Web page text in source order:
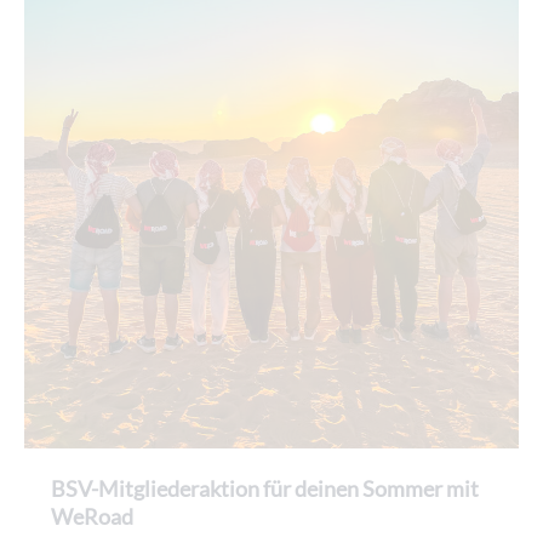
Wertachtal) Bayerische Meister Damen und Herren
Bayerische Meisterin 2026: 🥇 Nikola Yousefian (SC
Vöhringen) Bayerischer Meister 2026: 🥇 Maximilian
Schödlbauer (FC Chammünster) Die Bayerischen
Meisterschaften 2026 unterstrichen erneut die
hervorragende Nachwuchsarbeit der bayerischen Vereine.
Besonders die Vereine SC Vöhringen, ASV Arrach, FC
Chammünster, TSV Gerzen und SC Dreiburgenland
präsentierten sich mit zahlreichen Spitzenplatzierungen
als tragende Säulen des bayerischen Inline-Alpin-Sports.
Gleichzeitig zeigte das Teilnehmerfeld eindrucksvoll, dass
sich die kontinuierliche Förderung der jungen Athletinnen
und Athleten auszahlt und der Freistaat auch künftig über
in Arrach wurde gleichzeitig ein weiterer Höhepunkt des
Bayern Inline Alpin Cups 2026 ausgetragen. Die gezeigten
Lehrsaalgebäudes konnte sich die Delegation ein Bild von
den hervorragenden Rahmenbedingungen vor Ort machen
und kam dabei auch mit Sportlerinnen und Sportlern ins
Gespräch. Ein anschließendes Strategiegespräch widmete
sich der Frage, wie Talente noch früher gewonnen und
gemeinsam auf ihrem Weg begleitet werden können. Für
den BSV ist die enge Zusammenarbeit mit der Bayerischen
Polizei ein zentraler Baustein, um die Olympiasiegerinnen
und -sieger von morgen zu entwickeln. „Die Bayerische
Polizei ist für uns ein starker und verlässlicher Partner im
Spitzensport“, betonte BSV-Präsident Herbert John. Beide
Seiten vereinbarten, die bewährte Partnerschaft weiter
auszubauen.
BSV-Mitgliederaktion für deinen Sommer mit
WeRoad